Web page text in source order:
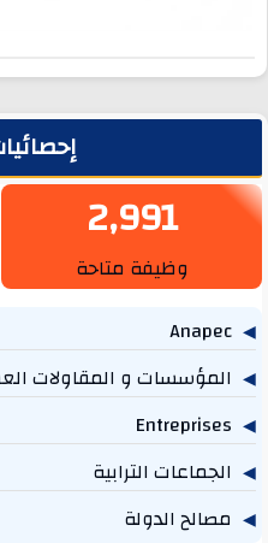
2,991
وظيفة متاحة
Anapec
المؤسسات و المقاولات
Entreprises
الجماعات الترابية
مصالح الدولة